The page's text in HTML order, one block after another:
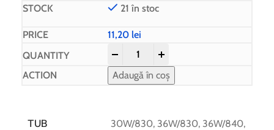
21 în stoc
11,20 lei
Adaugă în coș
TUB
30W/830, 36W/830, 36W/840,